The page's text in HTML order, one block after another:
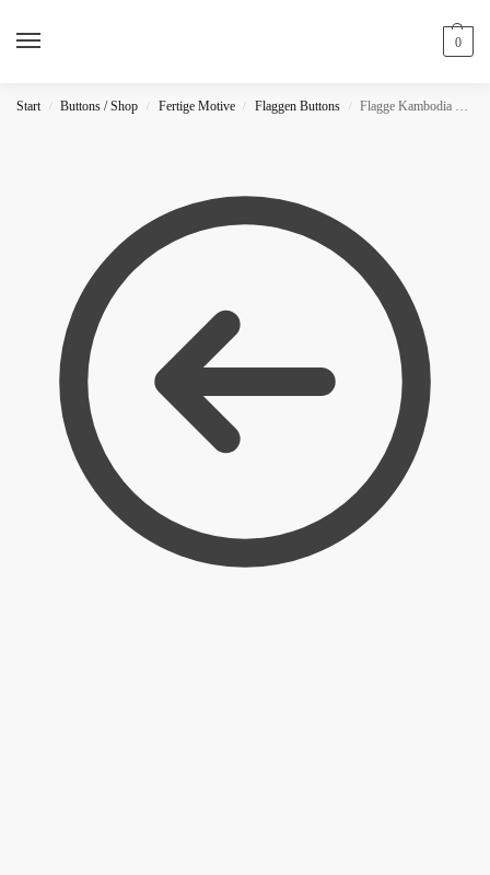
0
Start / Buttons / Shop / Fertige Motive / Flaggen Buttons / Flagge Kambodia Button